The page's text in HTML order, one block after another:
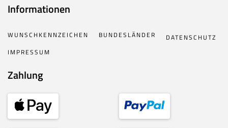
Informationen
WUNSCHKENNZEICHEN BUNDESLÄNDER
DATENSCHUTZ
IMPRESSUM
Zahlung